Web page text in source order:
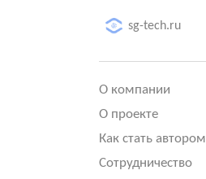
sg-tech.ru
О компании
О проекте
Как стать автором
Сотрудничество